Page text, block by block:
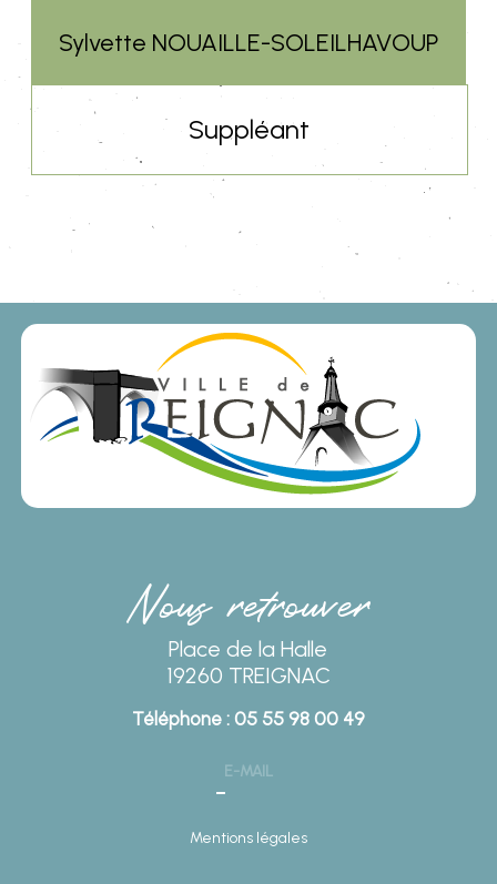
Sylvette NOUAILLE-SOLEILHAVOUP
Suppléant
Nous retrouver
Place de la Halle
19260 TREIGNAC
Téléphone : 05 55 98 00 49
E-MAIL
Mentions légales